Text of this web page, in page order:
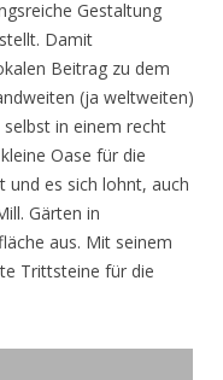
Gestaltung
Damit
Beitrag zu dem
(ja weltweiten)
selbst in einem recht
Oase für die
und es sich lohnt, auch
Gärten in
aus. Mit seinem
Trittsteine für die